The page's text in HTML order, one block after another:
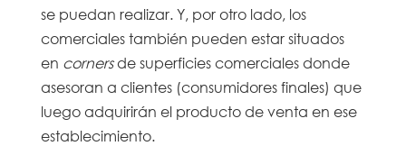
se puedan realizar. Y, por otro lado, los
comerciales también pueden estar situados
en cornersde superficies comerciales donde
asesoran a clientes (consumidores finales) que
luego adquirirán el producto de venta en ese
establecimiento.